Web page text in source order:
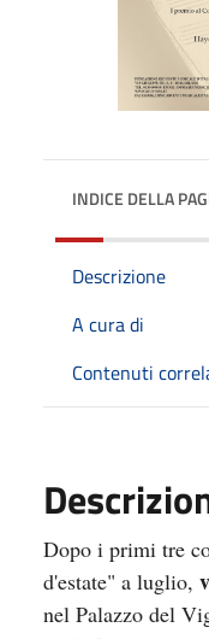
INDICE DELLA
Descrizione
A cura di
Contenuti
Dopo i primi tre
d'estate" a luglio, v
nel Palazzo del